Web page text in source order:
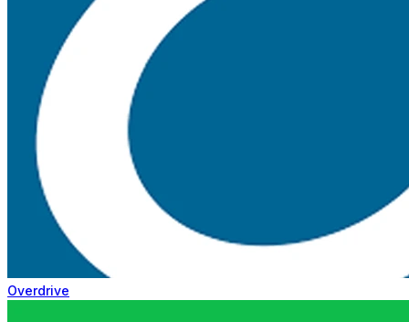
Overdrive